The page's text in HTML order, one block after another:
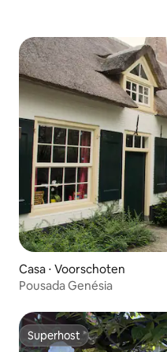
Casa ⋅ Voorschoten
Pousada Genésia
Superhost
Superhost